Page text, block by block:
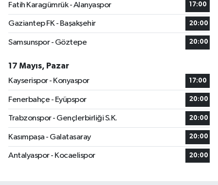
Fatih Karagümrük - Alanyaspor
17:00
Gaziantep FK - Başakşehir 20:00
Samsunspor - Göztepe 20:00
17 Mayıs, Pazar
Kayserispor - Konyaspor
17:00
Fenerbahçe - Eyüpspor 20:00
Trabzonspor - Gençlerbirliği S.K. 20:00
Kasımpaşa - Galatasaray 20:00
Antalyaspor - Kocaelispor 20:00